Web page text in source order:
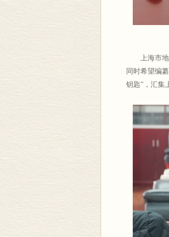
上海市
同时希望编
钥匙”，汇集